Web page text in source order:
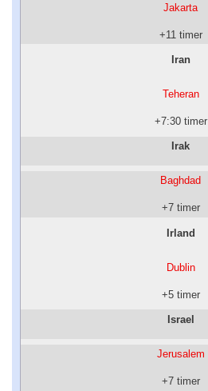
Jakarta
+11 timer
Iran
Teheran
+7:30 timer
Irak
Baghdad
+7 timer
Irland
Dublin
+5 timer
Israel
Jerusalem
+7 timer